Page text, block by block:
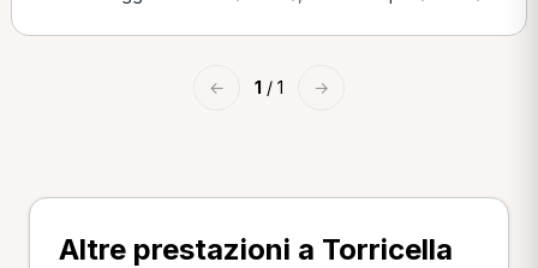
← 1 / 1 →
Altre prestazioni a Torricella